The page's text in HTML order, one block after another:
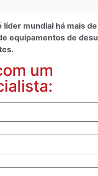
líder mundial há mais
equipamentos de
um